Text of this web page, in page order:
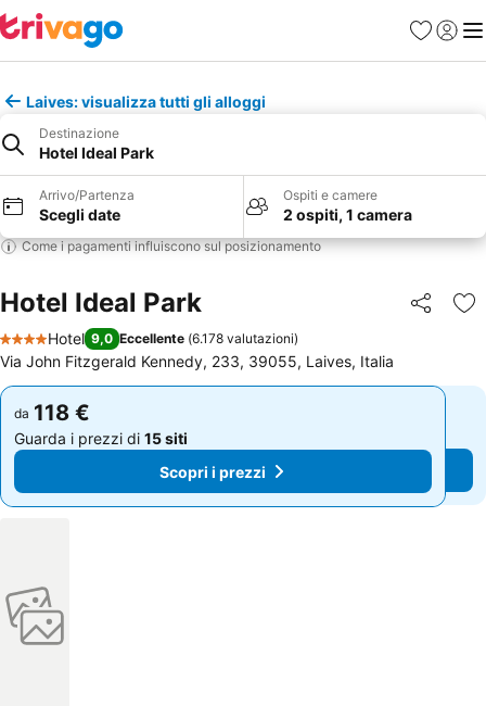
PreferitiAccedi
Laives: visualizza tutti gli alloggi
Destinazione
Hotel Ideal Park
Arrivo/Partenza
Scegli date
Ospiti e camere
2 ospiti, 1 camera
Come i pagamenti influiscono sul posizionamento
Hotel Ideal Park Condividi
4 Stelle
Hotel 9,0 Eccellente (6.178 valutazioni)
Via John Fitzgerald Kennedy, 233, 39055, Laives, Italia
da 118 €
Guarda i prezzi di 15 siti
Scopri i prezzi
da 118 €
Guarda i prezzi di 15 siti
Scopri i prezzi